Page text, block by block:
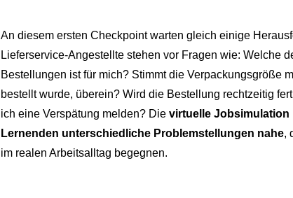
An diesem ersten Checkpoint warten gleich einige
Lieferservice-Angestellte stehen vor Fragen wie: Welche
Bestellungen ist für mich? Stimmt die Verpackungsgröße
bestellt wurde, überein? Wird die Bestellung rechtzeitig
ich eine Verspätung melden? Die virtuelle Jobsimulation
Lernenden unterschiedliche Problemstellungen nahe,
im realen Arbeitsalltag begegnen.